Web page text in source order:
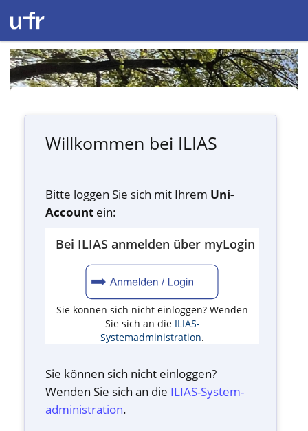
Willkommen bei ILIAS
Bitte loggen Sie sich mit Ihrem Uni-
Account ein:
Bei ILIAS anmelden über myLogin
Sie können sich nicht einloggen? Wenden
Sie sich an die ILIAS-
Systemadministration.
Sie können sich nicht einloggen?
Wenden Sie sich an die ILIAS-System­
administration.